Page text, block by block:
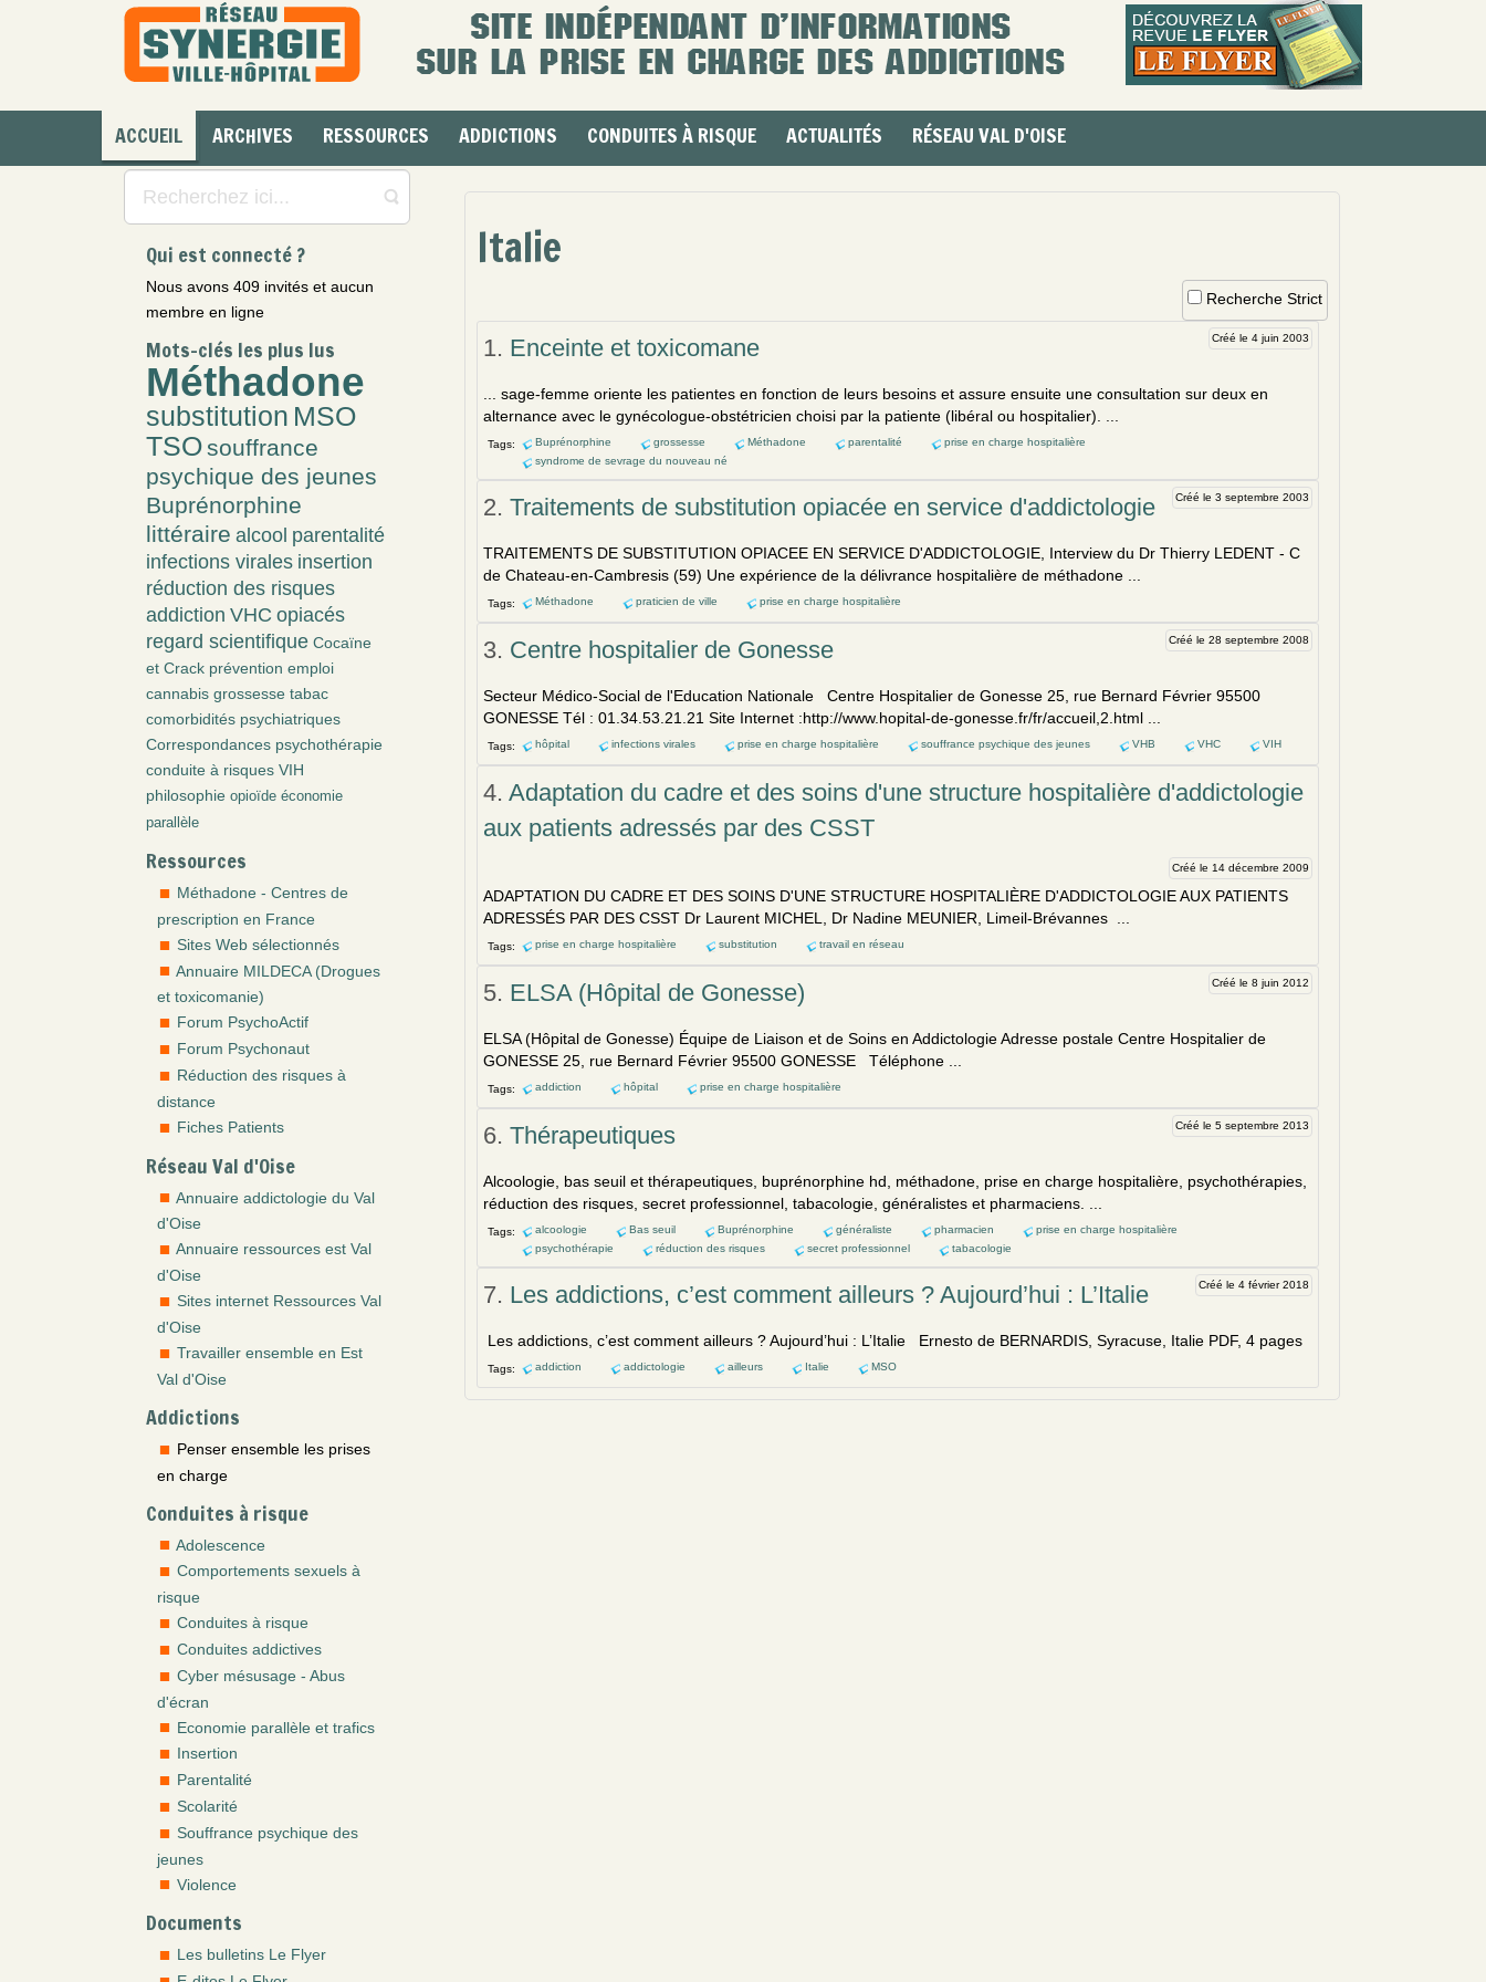
ACCUEIL ARCHIVES RESSOURCES ADDICTIONS CONDUITES À RISQUE ACTUALITÉS RÉSEAU VAL D'OISE
Qui est connecté ?
Nous avons 409 invités et aucun
membre en ligne
Mots-clés les plus lus
Méthadone
substitution MSO
TSOsouffrance
psychique des jeunes
Buprénorphine
littéraire alcool parentalité
infections virales insertion
réduction des risques
addiction VHC opiacés
regard scientifique Cocaïne
et Crack prévention emploi
cannabis grossesse tabac
comorbidités psychiatriques
Correspondances psychothérapie
conduite à risques VIH
philosophie opioïde économie
parallèle
Ressources
Méthadone - Centres de
prescription en France
Sites Web sélectionnés
Annuaire MILDECA (Drogues
et toxicomanie)
Forum PsychoActif
Forum Psychonaut
Réduction des risques à
distance
Fiches Patients
Réseau Val d'Oise
Annuaire addictologie du Val
d'Oise
Annuaire ressources est Val
d'Oise
Sites internet Ressources Val
d'Oise
Travailler ensemble en Est
Val d'Oise
Addictions
Penser ensemble les prises
en charge
Conduites à risque
Adolescence
Comportements sexuels à
risque
Conduites à risque
Conduites addictives
Cyber mésusage - Abus
d'écran
Economie parallèle et trafics
Insertion
Parentalité
Scolarité
Souffrance psychique des
jeunes
Violence
Documents
Les bulletins Le Flyer
Italie
Recherche Strict
1. Enceinte et toxicomane Créé le 4 juin 2003
... sage-femme oriente les patientes en fonction de leurs besoins et assure ensuite une consultation sur deux en
alternance avec le gynécologue-obstétricien choisi par la patiente (libéral ou hospitalier). ...
Tags: Buprénorphine grossesse Méthadone parentalité
prise en charge hospitalière
syndrome de sevrage du nouveau né
2. Traitements de substitution opiacée en service d'addictologie Créé le 3 septembre 2003
TRAITEMENTS DE SUBSTITUTION OPIACEE EN SERVICE D'ADDICTOLOGIE, Interview du Dr Thierry LEDENT - C
de Chateau-en-Cambresis (59) Une expérience de la délivrance hospitalière de méthadone ...
Tags: Méthadone praticien de ville prise en charge hospitalière
3. Centre hospitalier de Gonesse Créé le 28 septembre 2008
Secteur Médico-Social de l'Education Nationale Centre Hospitalier de Gonesse 25, rue Bernard Février 95500
GONESSE Tél : 01.34.53.21.21 Site Internet :http://www.hopital-de-gonesse.fr/fr/accueil,2.html ...
Tags: hôpital infections virales prise en charge hospitalière souffrance psychique des jeunes VHB VHC VIH
4. Adaptation du cadre et des soins d'une structure hospitalière d'addictologie
aux patients adressés par des CSST
Créé le 14 décembre 2009
ADAPTATION DU CADRE ET DES SOINS D'UNE STRUCTURE HOSPITALIÈRE D'ADDICTOLOGIE AUX PATIENTS
ADRESSÉS PAR DES CSST Dr Laurent MICHEL, Dr Nadine MEUNIER, Limeil-Brévannes ...
Tags: prise en charge hospitalière substitution travail en réseau
5. ELSA (Hôpital de Gonesse) Créé le 8 juin 2012
ELSA (Hôpital de Gonesse) Équipe de Liaison et de Soins en Addictologie Adresse postale Centre Hospitalier de
GONESSE 25, rue Bernard Février 95500 GONESSE Téléphone ...
Tags: addiction hôpital prise en charge hospitalière
6. Thérapeutiques Créé le 5 septembre 2013
Alcoologie, bas seuil et thérapeutiques, buprénorphine hd, méthadone, prise en charge hospitalière, psychothérapies,
réduction des risques, secret professionnel, tabacologie, généralistes et pharmaciens. ...
Tags: alcoologie Bas seuil Buprénorphine généraliste pharmacien
prise en charge hospitalière
psychothérapie
réduction des risques secret professionnel tabacologie
7. Les addictions, c’est comment ailleurs ? Aujourd’hui : L’Italie Créé le 4 février 2018
Les addictions, c’est comment ailleurs ? Aujourd’hui : L’ItalieErnesto de BERNARDIS, Syracuse, ItaliePDF, 4 pages
Tags: addiction addictologie ailleurs Italie MSO